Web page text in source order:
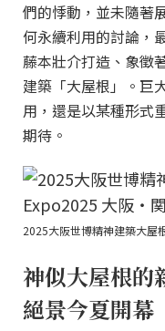
們的悸動，並未隨著
何永續利用的討論，
藤本壯介打造、象徵
建築「大屋根」。巨
用，還是以某種形式
期待。
2025大阪世博精神建築大屋
神似大屋根的
絕景今夏開幕